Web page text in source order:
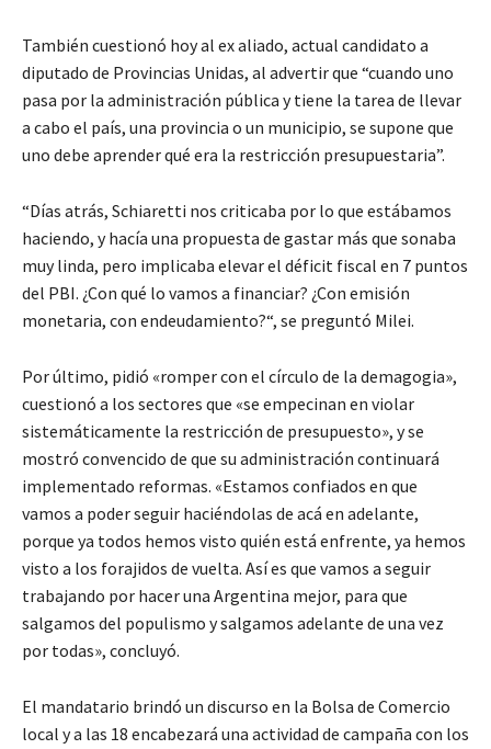
También cuestionó hoy al ex aliado, actual candidato a
diputado de Provincias Unidas, al advertir que “cuando uno
pasa por la administración pública y tiene la tarea de llevar
a cabo el país, una provincia o un municipio, se supone que
uno debe aprender qué era la restricción presupuestaria”.
“Días atrás, Schiaretti nos criticaba por lo que estábamos
haciendo, y hacía una propuesta de gastar más que sonaba
muy linda, pero implicaba elevar el déficit fiscal en 7 puntos
del PBI. ¿Con qué lo vamos a financiar? ¿Con emisión
monetaria, con endeudamiento?“, se preguntó Milei.
Por último, pidió «romper con el círculo de la demagogia»,
cuestionó a los sectores que «se empecinan en violar
sistemáticamente la restricción de presupuesto», y se
mostró convencido de que su administración continuará
implementado reformas. «Estamos confiados en que
vamos a poder seguir haciéndolas de acá en adelante,
porque ya todos hemos visto quién está enfrente, ya hemos
visto a los forajidos de vuelta. Así es que vamos a seguir
trabajando por hacer una Argentina mejor, para que
salgamos del populismo y salgamos adelante de una vez
por todas», concluyó.
El mandatario brindó un discurso en la Bolsa de Comercio
local y a las 18 encabezará una actividad de campaña con los